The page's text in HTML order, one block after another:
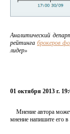
Аналитический
рейтинга брокеров
лидер»
01 октября 2013 г.
Мнение автора
мнение напишите его